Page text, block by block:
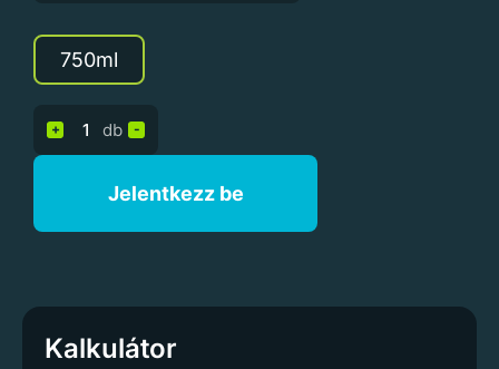
750ml
+ db -
Jelentkezz be
Kalkulátor